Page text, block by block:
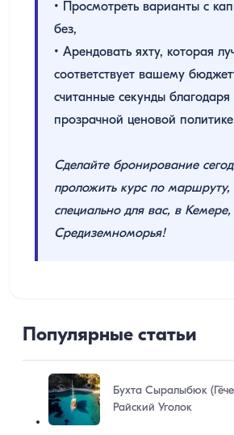
• Просмотреть варианты с
без,
• Арендовать яхту, которая
соответствует вашему
считанные секунды
прозрачной ценовой
Сделайте бронирование
проложить курс по маршруту,
специально для вас, в Кемере,
Средиземноморья!
Популярные статьи
Бухта Сыралыбюк
Райский Уголок